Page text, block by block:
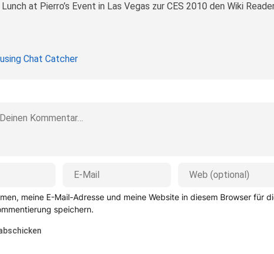
Lunch at Pierro’s Event in Las Vegas zur CES 2010 den Wiki
Chat Catcher
meine E-Mail-Adresse und meine Website in diesem Browser für
speichern.